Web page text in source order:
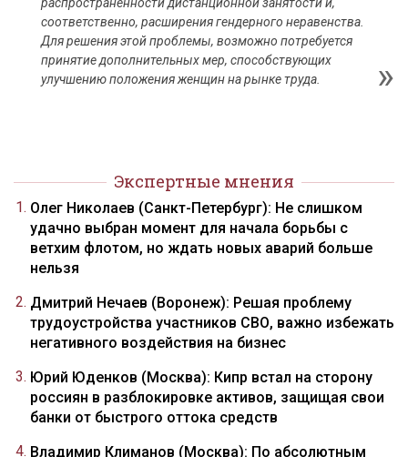
соответственно, расширения гендерного неравенства.
Для решения этой проблемы, возможно потребуется
принятие дополнительных мер, способствующих
улучшению положения женщин на рынке труда.
Экспертные мнения
Олег Николаев (Санкт-Петербург): Не слишком
удачно выбран момент для начала борьбы с
ветхим флотом, но ждать новых аварий больше
нельзя
Дмитрий Нечаев (Воронеж): Решая проблему
трудоустройства участников СВО, важно избежать
негативного воздействия на бизнес
Юрий Юденков (Москва): Кипр встал на сторону
россиян в разблокировке активов, защищая свои
банки от быстрого оттока средств
Владимир Климанов (Москва): По абсолютным